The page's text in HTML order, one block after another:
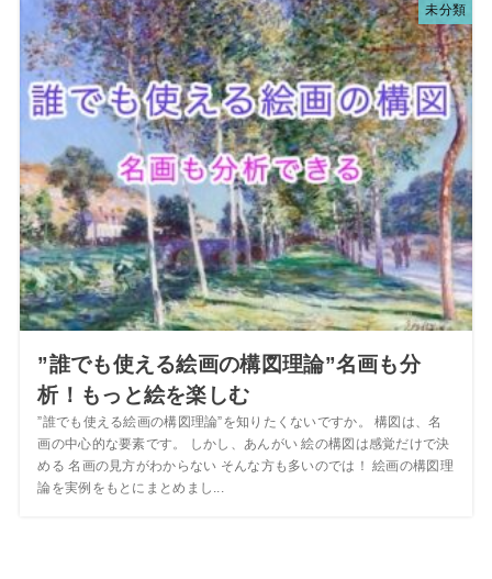
未分類
”誰でも使える絵画の構図理論”名画も分
析！もっと絵を楽しむ
”誰でも使える絵画の構図理論”を知りたくないですか。 構図は、名
画の中心的な要素です。 しかし、あんがい 絵の構図は感覚だけで決
める 名画の見方がわからない そんな方も多いのでは！ 絵画の構図理
論を実例をもとにまとめまし...